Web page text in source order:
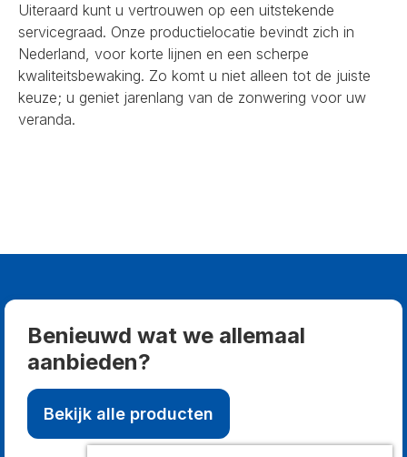
Uiteraard kunt u vertrouwen op een uitstekende
servicegraad. Onze productielocatie bevindt zich in
Nederland, voor korte lijnen en een scherpe
kwaliteitsbewaking. Zo komt u niet alleen tot de juiste
keuze; u geniet jarenlang van de zonwering voor uw
veranda.
Benieuwd wat we allemaal
aanbieden?
Bekijk alle producten